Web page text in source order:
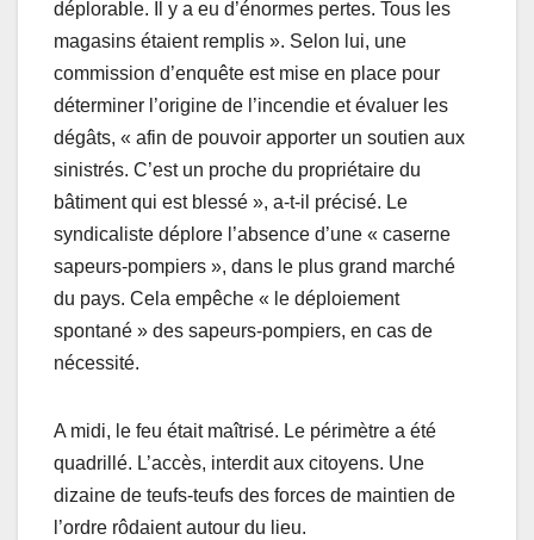
déplorable. Il y a eu d’énormes pertes. Tous les
magasins étaient remplis ». Selon lui, une
commission d’enquête est mise en place pour
déterminer l’origine de l’incendie et évaluer les
dégâts, « afin de pouvoir apporter un soutien aux
sinistrés. C’est un proche du propriétaire du
bâtiment qui est blessé », a-t-il précisé. Le
syndicaliste déplore l’absence d’une « caserne
sapeurs-pompiers », dans le plus grand marché
du pays. Cela empêche « le déploiement
spontané » des sapeurs-pompiers, en cas de
nécessité.
A midi, le feu était maîtrisé. Le périmètre a été
quadrillé. L’accès, interdit aux citoyens. Une
dizaine de teufs-teufs des forces de maintien de
l’ordre rôdaient autour du lieu.